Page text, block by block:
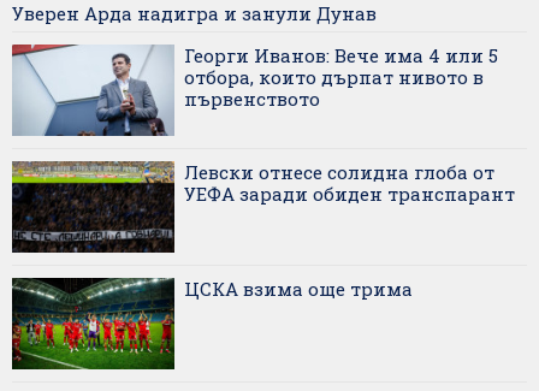
Уверен Арда надигра и занули Дунав
Георги Иванов: Вече има 4 или 5
отбора, които дърпат нивото в
първенството
Левски отнесе солидна глоба от
УЕФА заради обиден транспарант
ЦСКА взима още трима